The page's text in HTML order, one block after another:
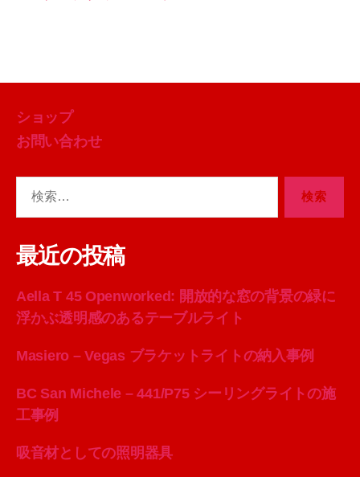
ショップ
お問い合わせ
象:
最近の投稿
Aella T 45 Openworked: 開放的な窓の背景の緑に
浮かぶ透明感のあるテーブルライト
Masiero – Vegas ブラケットライトの納入事例
BC San Michele – 441/P75 シーリングライトの施
工事例
吸音材としての照明器具